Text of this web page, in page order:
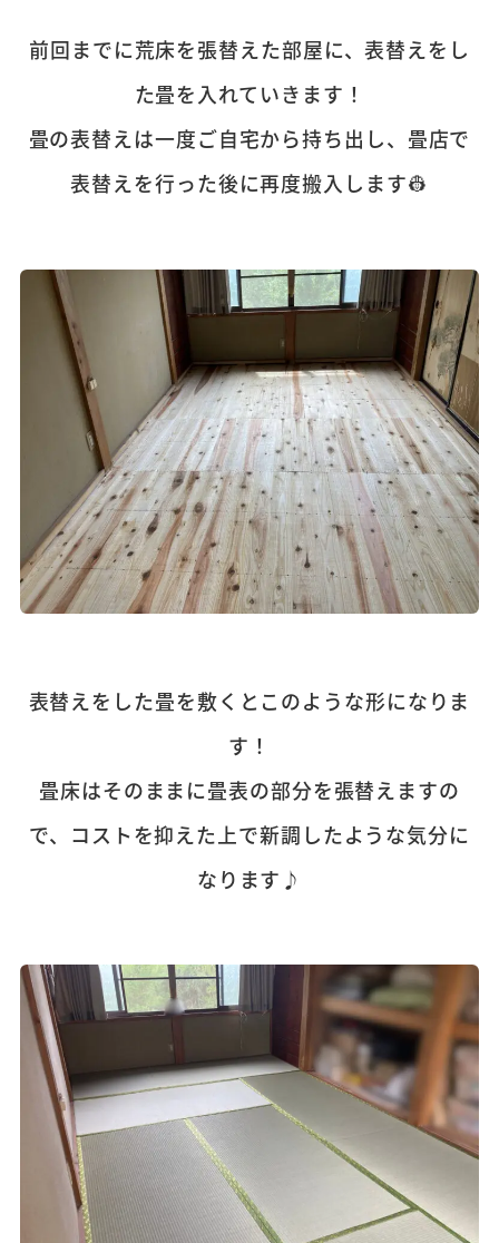
前回までに荒床を張替えた部屋に、表替えをし
た畳を入れていきます！
畳の表替えは一度ご自宅から持ち出し、畳店で
表替えを行った後に再度搬入します👷
表替えをした畳を敷くとこのような形になりま
す！
畳床はそのままに畳表の部分を張替えますの
で、コストを抑えた上で新調したような気分に
なります♪